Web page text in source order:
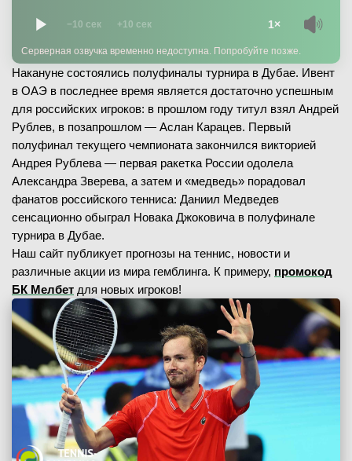
−10 сек +10 сек 1×
Серверная озвучка временно недоступна. Попробуйте позже.
Накануне состоялись полуфиналы турнира в Дубае. Ивент
в ОАЭ в последнее время является достаточно успешным
для российских игроков: в прошлом году титул взял Андрей
Рублев, в позапрошлом — Аслан Карацев. Первый
полуфинал текущего чемпионата закончился викторией
Андрея Рублева — первая ракетка России одолела
Александра Зверева, а затем и «медведь» порадовал
фанатов российского тенниса: Даниил Медведев
сенсационно обыграл Новака Джоковича в полуфинале
турнира в Дубае.
Наш сайт публикует прогнозы на теннис, новости и
различные акции из мира гемблинга. К примеру, промокод
БК Мелбет для новых игроков!